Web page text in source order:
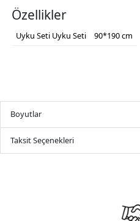
Özellikler
Uyku Seti Uyku Seti 90*190 cm
Boyutlar
Taksit Seçenekleri